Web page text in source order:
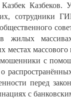
Казбеков.
сотрудники
в жилых
местах
с
перед
с